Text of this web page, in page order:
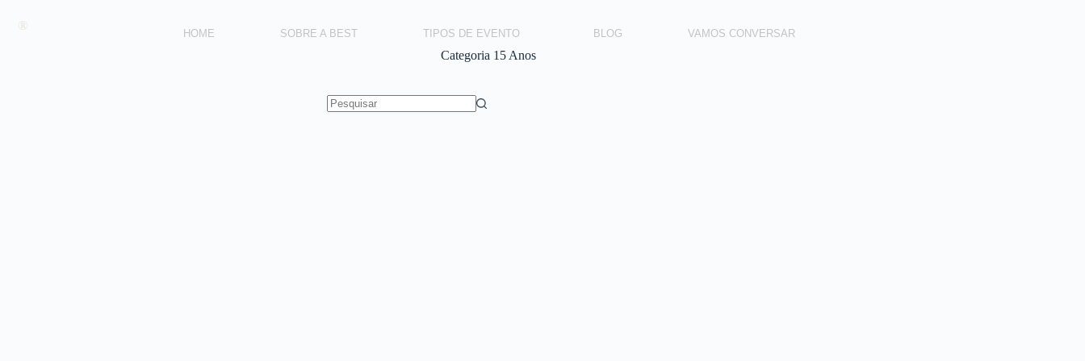
®
HOME SOBRE A BEST TIPOS DE EVENTO BLOG VAMOS CONVERSAR
Categoria 15 Anos